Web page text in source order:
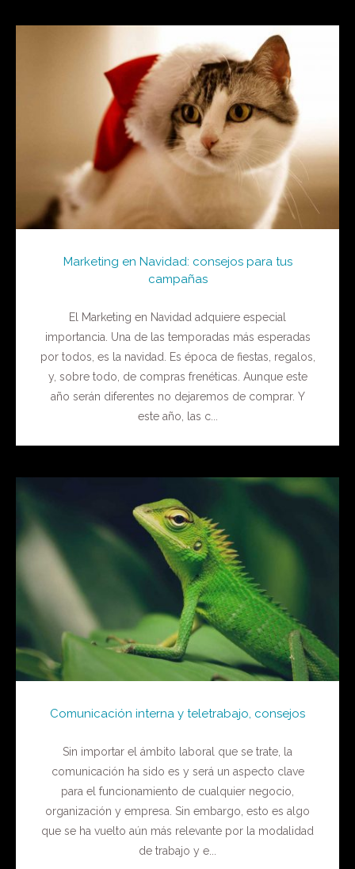
Marketing en Navidad: consejos para tus
campañas
El Marketing en Navidad adquiere especial
importancia. Una de las temporadas más esperadas
por todos, es la navidad. Es época de fiestas, regalos,
y, sobre todo, de compras frenéticas. Aunque este
año serán diferentes no dejaremos de comprar. Y
este año, las c...
Comunicación interna y teletrabajo, consejos
Sin importar el ámbito laboral que se trate, la
comunicación ha sido es y será un aspecto clave
para el funcionamiento de cualquier negocio,
organización y empresa. Sin embargo, esto es algo
que se ha vuelto aún más relevante por la modalidad
de trabajo y e...